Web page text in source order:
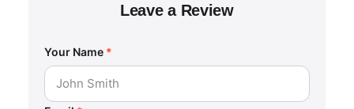
Leave a Review
Your Name *